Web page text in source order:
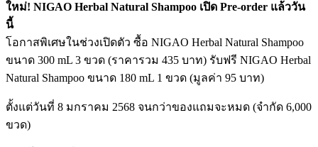
ใหม่! NIGAO Herbal Natural Shampoo เปิด Pre-order แล้ววัน
นี้
โอกาสพิเศษในช่วงเปิดตัว ซื้อ NIGAO Herbal Natural Shampoo
ขนาด 300 mL 3 ขวด (ราคารวม 435 บาท) รับฟรี NIGAO Herbal
Natural Shampoo ขนาด 180 mL 1 ขวด (มูลค่า 95 บาท)
ตั้งแต่วันที่ 8 มกราคม 2568 จนกว่าของแถมจะหมด (จำกัด 6,000
ขวด)